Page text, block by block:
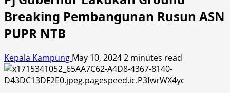
Breaking Pembangunan Rusun ASN
PUPR NTB
Kepala Kampung May 10, 20242 minutes read